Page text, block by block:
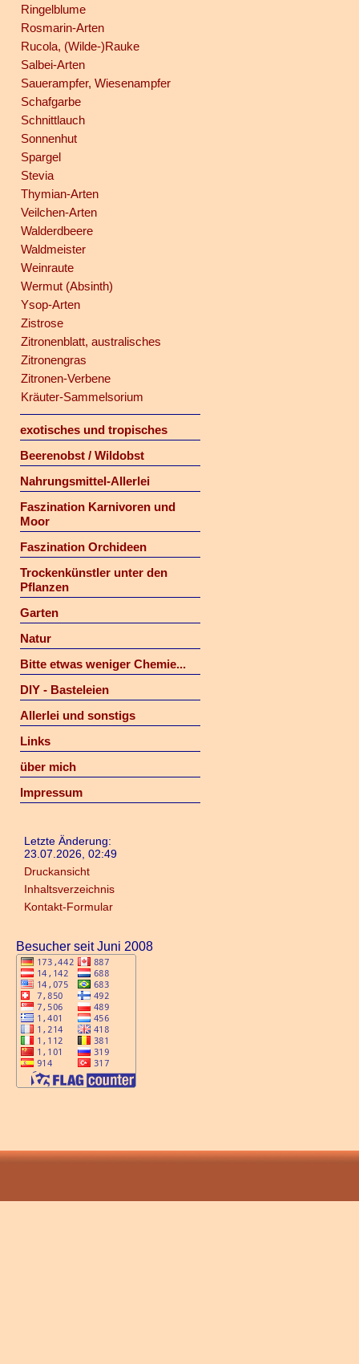
Ringelblume
Rosmarin-Arten
Rucola, (Wilde-)Rauke
Salbei-Arten
Sauerampfer, Wiesenampfer
Schafgarbe
Schnittlauch
Sonnenhut
Spargel
Stevia
Thymian-Arten
Veilchen-Arten
Walderdbeere
Waldmeister
Weinraute
Wermut (Absinth)
Ysop-Arten
Zistrose
Zitronenblatt, australisches
Zitronengras
Zitronen-Verbene
Kräuter-Sammelsorium
exotisches und tropisches
Beerenobst / Wildobst
Nahrungsmittel-Allerlei
Faszination Karnivoren und
Moor
Faszination Orchideen
Trockenkünstler unter den
Pflanzen
Garten
Natur
Bitte etwas weniger Chemie...
DIY - Basteleien
Allerlei und sonstigs
Links
über mich
Impressum
Letzte Änderung:
23.07.2026, 02:49
Druckansicht
Inhaltsverzeichnis
Kontakt-Formular
Besucher seit Juni 2008